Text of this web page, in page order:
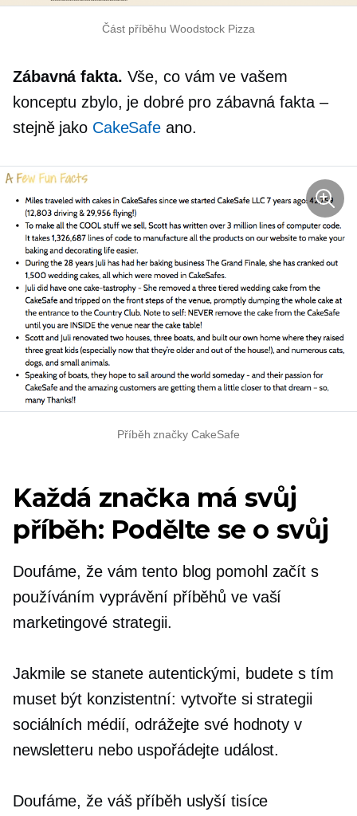
Část příběhu Woodstock Pizza
Zábavná fakta. Vše, co vám ve vašem
konceptu zbylo, je dobré pro zábavná fakta –
stejně jako CakeSafe ano.
Příběh značky CakeSafe
Každá značka má svůj
příběh: Podělte se o svůj
Doufáme, že vám tento blog pomohl začít s
používáním vyprávění příběhů ve vaší
marketingové strategii.
Jakmile se stanete autentickými, budete s tím
muset být konzistentní: vytvořte si strategii
sociálních médií, odrážejte své hodnoty v
newsletteru nebo uspořádejte událost.
Doufáme, že váš příběh uslyší tisíce